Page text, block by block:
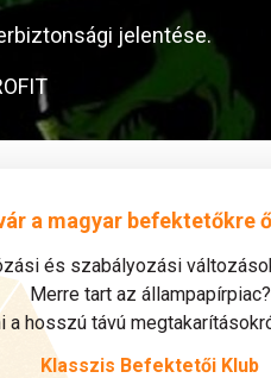
jelentése.
a magyar befektetőkre
és szabályozási
Merre tart az állampapírpiac?
a hosszú távú
Klasszis Befektetői Klub